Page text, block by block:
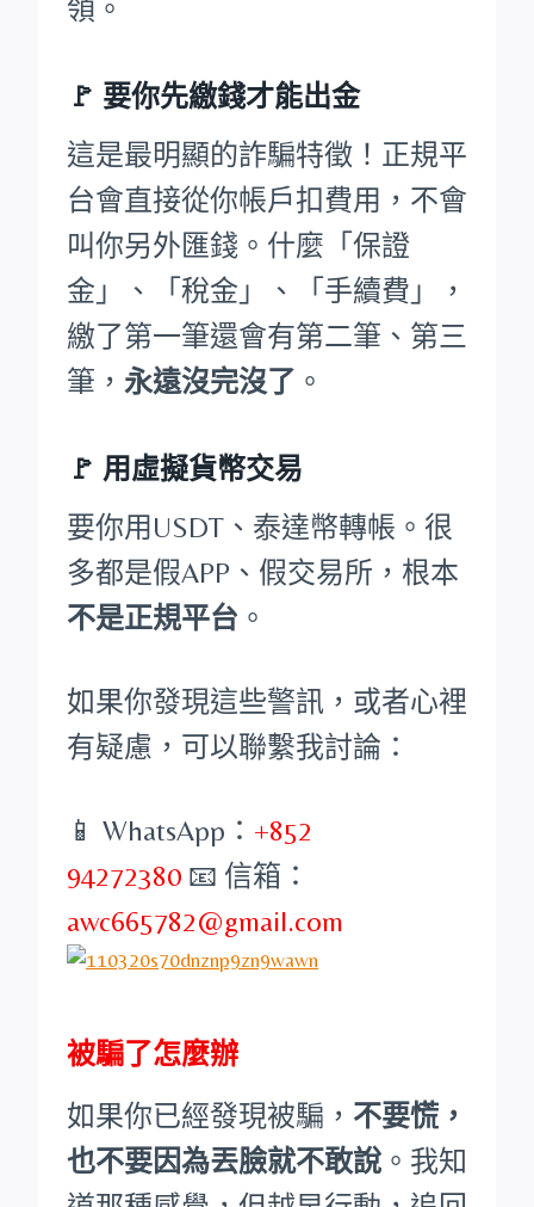
領。
🚩 要你先繳錢才能出金
這是最明顯的詐騙特徵！正規平
台會直接從你帳戶扣費用，不會
叫你另外匯錢。什麼「保證
金」、「稅金」、「手續費」，
繳了第一筆還會有第二筆、第三
筆， 永遠沒完沒了 。
🚩 用虛擬貨幣交易
要你用USDT、泰達幣轉帳。很
多都是假APP、假交易所，根本
不是正規平台 。
如果你發現這些警訊，或者心裡
有疑慮，可以聯繫我討論：
📱 WhatsApp： +852
94272380 📧 信箱：
awc665782@gmail.com
被騙了怎麼辦
如果你已經發現被騙， 不要慌，
也不要因為丟臉就不敢說 。我知